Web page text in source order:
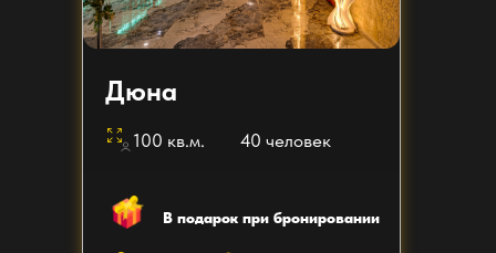
Дюна
100 кв.м. 40 человек
В подарок при бронировании